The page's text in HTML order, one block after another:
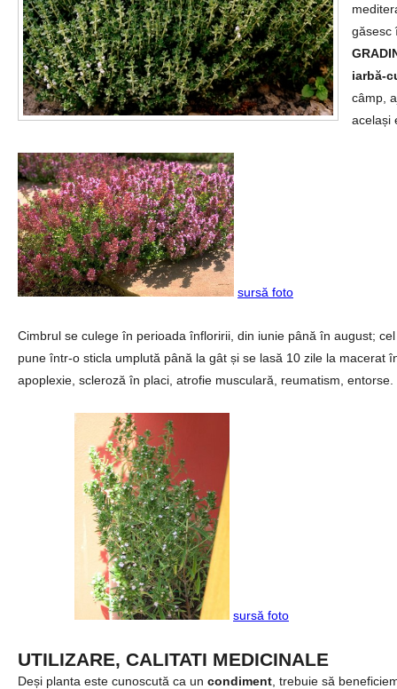
găsesc
iarbă-
câmp,
același
sursă foto
Cimbrul se culege în perioada înfloririi, din iunie până în august;
pune într-o sticla umplută până la gât și se lasă 10 zile la macerat
apoplexie, scleroză în placi, atrofie musculară, reumatism, entorse.
sursă foto
UTILIZARE, CALITATI MEDICINALE
Deși planta este cunoscută ca un condiment , trebuie să